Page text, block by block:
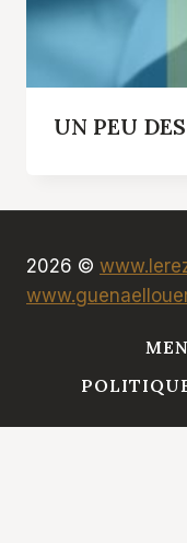
UN PEU
2026 ©